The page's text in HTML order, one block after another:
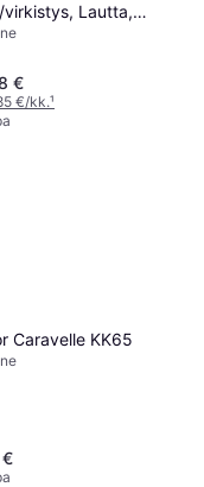
virkistys, Lautta,
muovi, 3
€
€/kk.¹
Caravelle KK65